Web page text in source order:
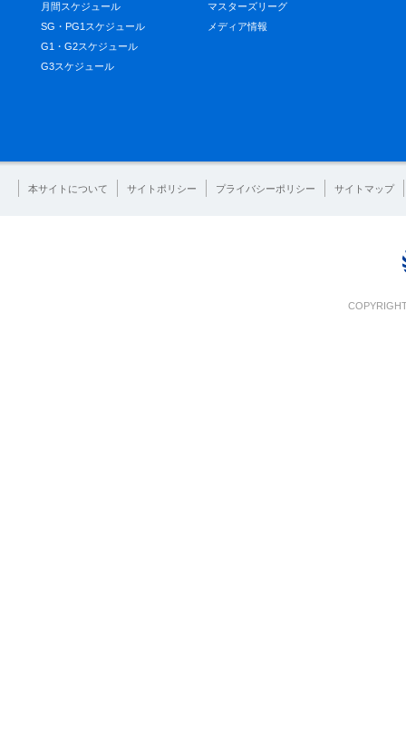
月間スケジュール
SG・PG1スケジュール
G1・G2スケジュール
G3スケジュール
マスターズリーグ
メディア情報
本サイトについて サイトポリシー プライバシーポリシー サイトマップ